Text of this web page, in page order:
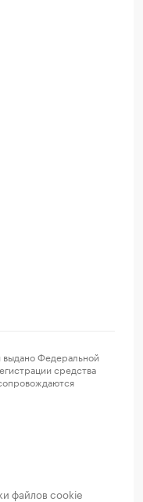
Федеральной
средства
файлов cookie